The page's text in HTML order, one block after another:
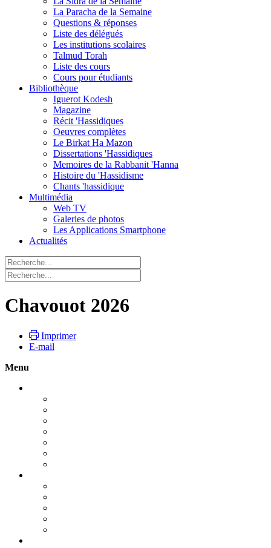
La Paracha de la Semaine
Questions & réponses
Liste des délégués
Les institutions scolaires
Talmud Torah
Liste des cours
Cours pour étudiants
Bibliothèque
Iguerot Kodesh
Magazine
Récit 'Hassidiques
Oeuvres complètes
Le Birkat Ha Mazon
Dissertations 'Hassidiques
Memoires de la Rabbanit 'Hanna
Histoire du 'Hassidisme
Chants 'hassidique
Multimédia
Web TV
Galeries de photos
Les Applications Smartphone
Actualités
Chavouot 2026
Imprimer
E-mail
Menu